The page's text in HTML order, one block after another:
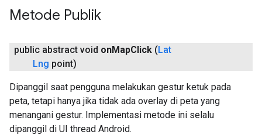
Metode Publik
public abstract void onMapClick (Lat
Lng point)
Dipanggil saat pengguna melakukan gestur ketuk pada
peta, tetapi hanya jika tidak ada overlay di peta yang
menangani gestur. Implementasi metode ini selalu
dipanggil di UI thread Android.